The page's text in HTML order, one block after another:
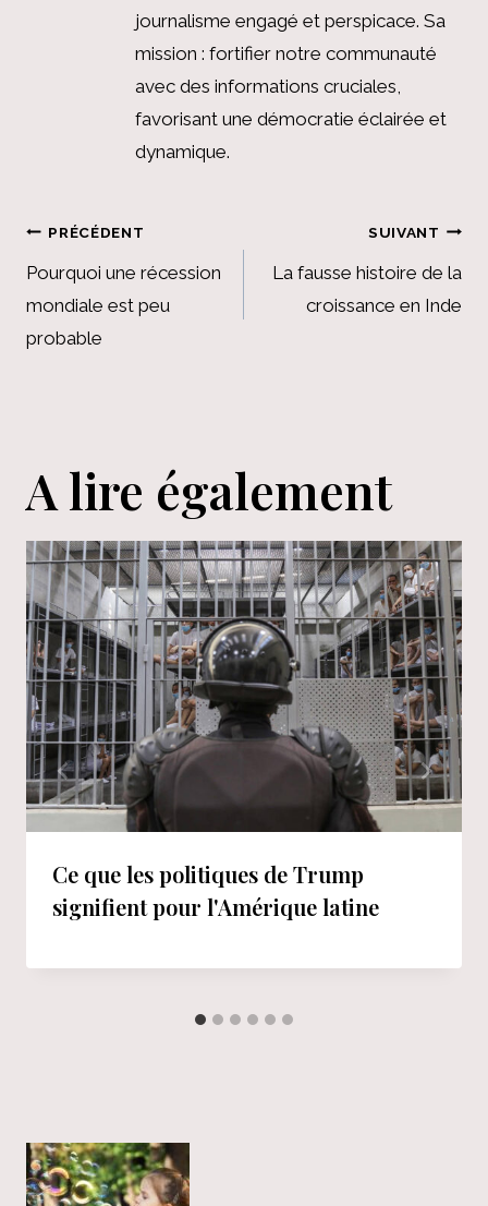
journalisme engagé et perspicace. Sa
mission : fortifier notre communauté
avec des informations cruciales,
favorisant une démocratie éclairée et
dynamique.
Navigation
de
l’article
PRÉCÉDENT
Pourquoi une récession
mondiale est peu
probable
SUIVANT
La fausse histoire de la
croissance en Inde
A lire également
Ce que les politiques de Trump
signifient pour l'Amérique latine